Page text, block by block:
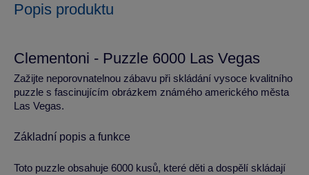
Popis produktu
Clementoni - Puzzle 6000 Las Vegas
Zažijte neporovnatelnou zábavu při skládání vysoce kvalitního
puzzle s fascinujícím obrázkem známého amerického města
Las Vegas.
Základní popis a funkce
Toto puzzle obsahuje 6000 kusů, které děti a dospělí skládají